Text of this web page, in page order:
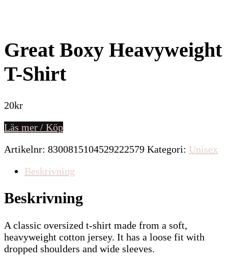
Great Boxy Heavyweight
T-Shirt
20kr
Läs mer / Köp
Artikelnr: 8300815104529222579 Kategori: Unisex
Beskrivning
Beskrivning
A classic oversized t-shirt made from a soft,
heavyweight cotton jersey. It has a loose fit with
dropped shoulders and wide sleeves.